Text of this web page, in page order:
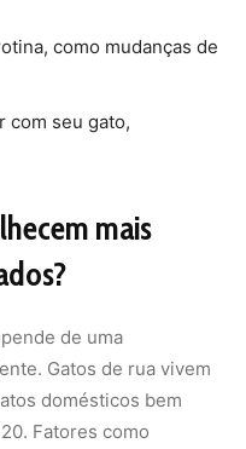
como mudanças de
com seu gato,
mais
de uma
Gatos de rua vivem
domésticos bem
Fatores como